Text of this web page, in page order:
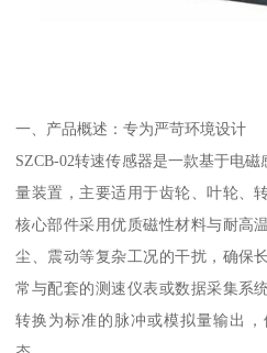
一、产品概述：专为严苛环境设计
SZCB-02转速传感器是一款基于电
量装置，主要适用于齿轮、叶轮、
核心部件采用优质磁性材料与耐高
尘、震动等复杂工况的干扰，确保
常与配套的测速仪表或数据采集系
转换为标准的脉冲或模拟量输出